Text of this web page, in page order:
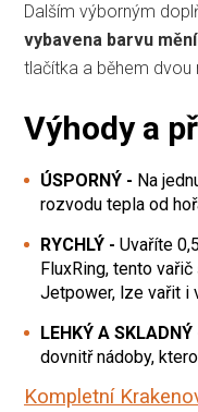
Dalším výborným
vybavena barvu
tlačítka a během dvou
Výhody a
ÚSPORNÝ - Na
rozvodu tepla od
RYCHLÝ - Uvaříte
FluxRing, tento
Jetpower, lze vařit i
LEHKÝ A SKLADNÝ
dovnitř nádoby,
Kompletní